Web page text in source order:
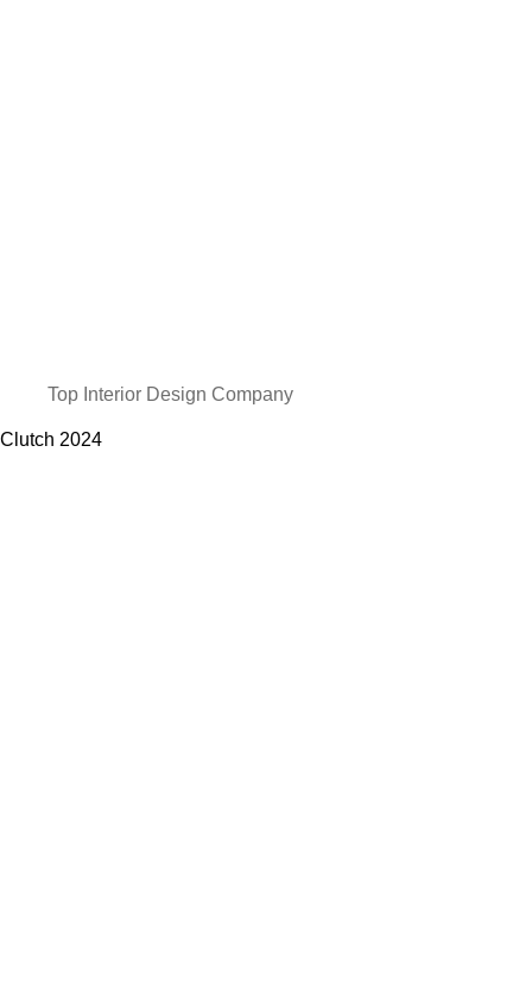
Top Interior Design Company
Clutch 2024